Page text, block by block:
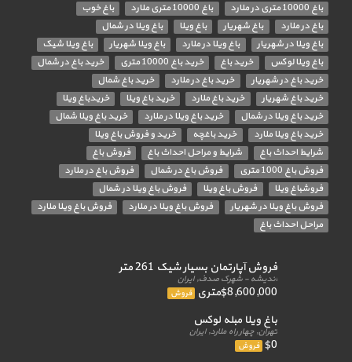
باغ 10000 متری در ملارد
باغ 10000 متری ملارد
باغ خوب
باغ در ملارد
باغ شهریار باغ ویلا
باغ ویلا در شمال
باغ ویلا در شهریار
باغ ویلا در ملارد باغ ویلا شهریار
باغ ویلا شیک
باغ ویلا لوکس
خرید باغ خرید باغ 10000 متری
خرید باغ در شمال
خرید باغ در شهریار
خرید باغ در ملارد
خرید باغ شمال
خرید باغ شهریار
خرید باغ ملارد خرید باغ ویلا
خریدباغ ویلا
خرید باغ ویلا در شمال
خرید باغ ویلا در ملارد
خرید باغ ویلا شمال
خرید باغ ویلا ملارد
خرید باغچه
خرید و فروش باغ ویلا
شرایط احداث باغ
شرایط و مراحل احداث باغ
فروش باغ
فروش باغ 1000 متری
فروش باغ در شمال
فروش باغ در ملارد
فروشباغ ویلا
فروش باغ ویلا
فروش باغ ویلا در شمال
فروش باغ ویلا در شهریار
فروش باغ ویلا در ملارد
فروش باغ ویلا ملارد
مراحل احداث باغ
فروش آپارتمان بسیار شیک 261 متر
اندیشه - شهرک صدف, ایران
$8,600,000متری فروش
باغ ویلا مبله لوکس
تهران, چهار راه ملارد, ایران
$0 فروش